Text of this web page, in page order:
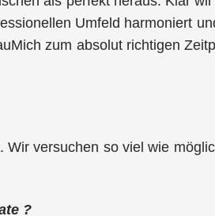
Umfeld harmoniert
zum absolut richtigen
versuchen so viel wie
?